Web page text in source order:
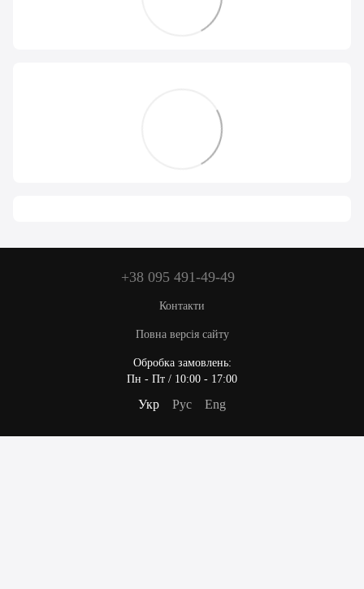
+38 095 491-49-49
Контакти
Повна версія сайту
Обробка замовлень:
Пн - Пт / 10:00 - 17:00
Укр Рус Eng